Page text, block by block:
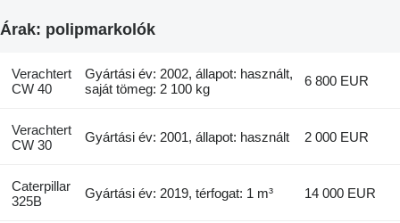
Árak: polipmarkolók
Verachtert
CW 40
Gyártási év: 2002, állapot: használt,
saját tömeg: 2 100 kg
6 800 EUR
Verachtert
CW 30
Gyártási év: 2001, állapot: használt 2 000 EUR
Caterpillar
325B
Gyártási év: 2019, térfogat: 1 m³ 14 000 EUR